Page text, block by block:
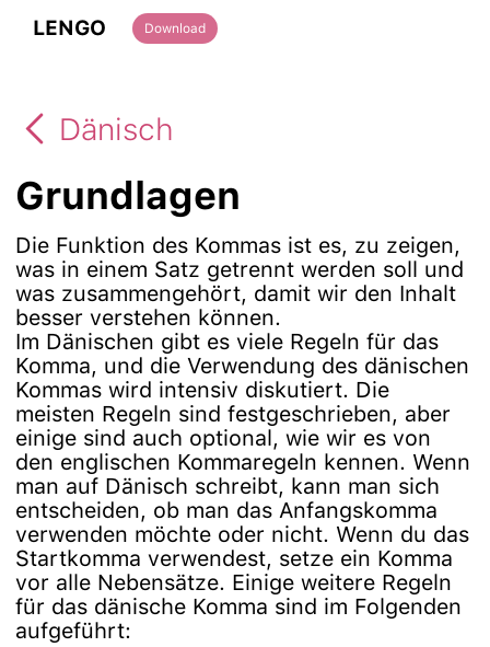
LENGO Download
Dänisch
Grundlagen
Die Funktion des Kommas ist es, zu zeigen,
was in einem Satz getrennt werden soll und
was zusammengehört, damit wir den Inhalt
besser verstehen können.
Im Dänischen gibt es viele Regeln für das
Komma, und die Verwendung des dänischen
Kommas wird intensiv diskutiert. Die
meisten Regeln sind festgeschrieben, aber
einige sind auch optional, wie wir es von
den englischen Kommaregeln kennen. Wenn
man auf Dänisch schreibt, kann man sich
entscheiden, ob man das Anfangskomma
verwenden möchte oder nicht. Wenn du das
Startkomma verwendest, setze ein Komma
vor alle Nebensätze. Einige weitere Regeln
für das dänische Komma sind im Folgenden
aufgeführt: